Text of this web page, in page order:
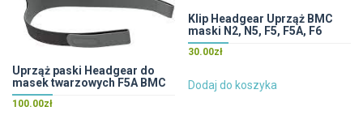
Uprząż paski Headgear do
masek twarzowych F5A BMC
100.00zł
Klip Headgear Uprząż BMC
maski N2, N5, F5, F5A, F6
30.00zł
Dodaj do koszyka